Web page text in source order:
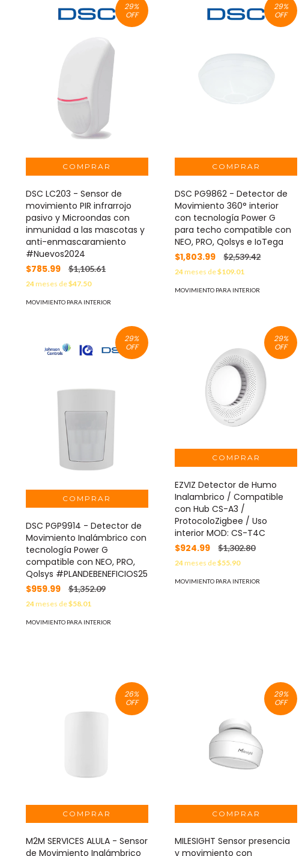
29%
OFF
DSC LC203 - Sensor de
movimiento PIR infrarrojo
pasivo y Microondas con
inmunidad a las mascotas y
anti-enmascaramiento
#Nuevos2024
$785.99
$1,105.61
24meses de$47.50
MOVIMIENTO PARA INTERIOR
29%
OFF
DSC PG9862 - Detector de
Movimiento 360° interior
con tecnología Power G
para techo compatible con
NEO, PRO, Qolsys e IoTega
$1,803.99
$2,539.42
24meses de$109.01
MOVIMIENTO PARA INTERIOR
29%
OFF
DSC PGP9914 - Detector de
Movimiento Inalámbrico con
tecnología Power G
compatible con NEO, PRO,
Qolsys #PLANDEBENEFICIOS25
$959.99
$1,352.09
24meses de$58.01
MOVIMIENTO PARA INTERIOR
29%
OFF
EZVIZ Detector de Humo
Inalambrico / Compatible
con Hub CS-A3 /
ProtocoloZigbee / Uso
interior MOD: CS-T4C
$924.99
$1,302.80
24meses de$55.90
MOVIMIENTO PARA INTERIOR
26%
OFF
M2M SERVICES ALULA - Sensor
de Movimiento Inalámbrico
29%
OFF
MILESIGHT Sensor presencia
y movimiento con